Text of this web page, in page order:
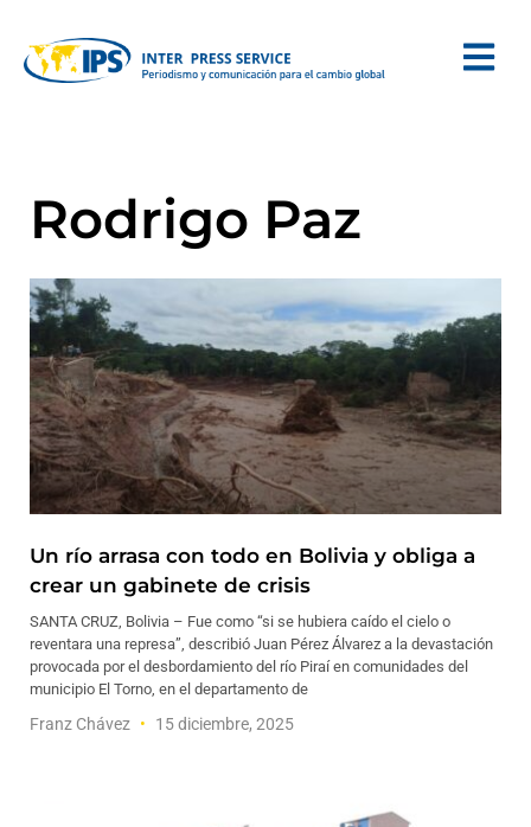
Rodrigo Paz
Un río arrasa con todo en Bolivia y obliga a
crear un gabinete de crisis
SANTA CRUZ, Bolivia – Fue como “si se hubiera caído el cielo o
reventara una represa”, describió Juan Pérez Álvarez a la devastación
provocada por el desbordamiento del río Piraí en comunidades del
municipio El Torno, en el departamento de
Franz Chávez 15 diciembre, 2025